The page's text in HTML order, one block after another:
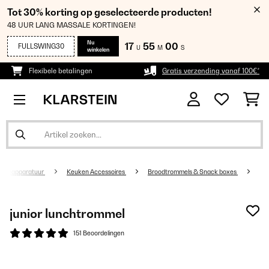
Tot 30% korting op geselecteerde producten!
48 UUR LANG MASSALE KORTINGEN!
FULLSWING30
Nu
winkelen
17 U 55 M 00 S
Flexibele betalingen Gratis verzending vanaf 100€*
Keuken Accessoires Broodtrommels & Snack boxes
junior lunchtrommel
151 Beoordelingen